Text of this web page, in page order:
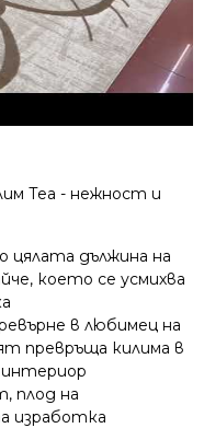
Теа - нежност и
цялата дължина на
което се усмихва
в любимец на
превръща килима в
интериор
плод на
изработка